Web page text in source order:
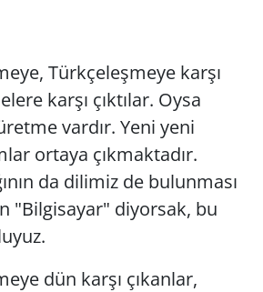
Türkçeleşmeye karşı
karşı çıktılar. Oysa
vardır. Yeni yeni
ortaya çıkmaktadır.
da dilimiz de bulunması
"Bilgisayar" diyorsak, bu
dün karşı çıkanlar,